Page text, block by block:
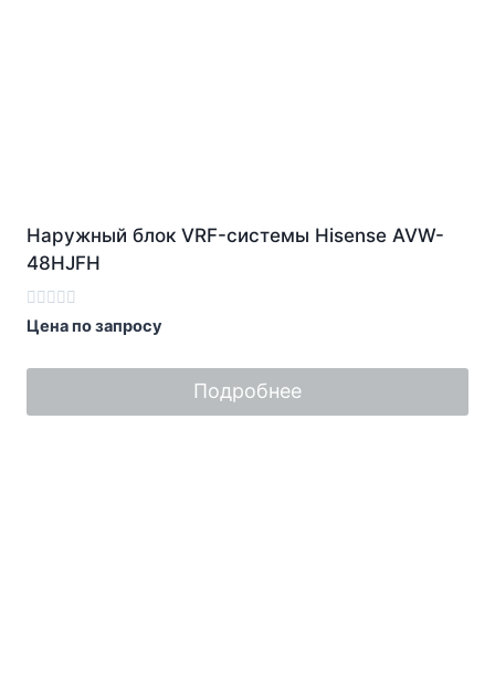
Наружный блок VRF-системы Hisense AVW-
48HJFH
Оценка
0
5
Цена по запросу
Подробнее